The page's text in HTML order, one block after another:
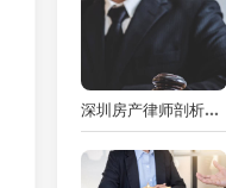
深圳房产律师剖析武汉“一房多卖”诈骗巨款案